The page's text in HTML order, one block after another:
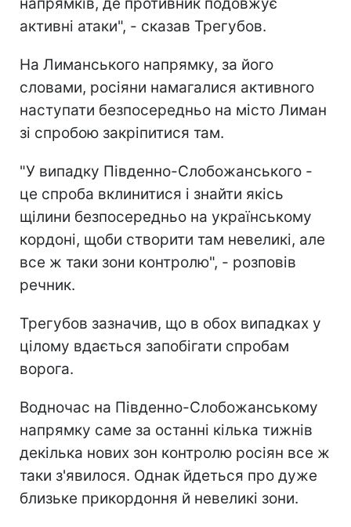
активні атаки", - сказав Трегубов.
На Лиманського напрямку, за його
словами, росіяни намагалися активного
наступати безпосередньо на місто Лиман
зі спробою закріпитися там.
"У випадку Південно-Слобожанського -
це спроба вклинитися і знайти якісь
щілини безпосередньо на українському
кордоні, щоби створити там невеликі, але
все ж таки зони контролю", - розповів
речник.
Трегубов зазначив, що в обох випадках у
цілому вдається запобігати спробам
ворога.
Водночас на Південно-Слобожанському
напрямку саме за останні кілька тижнів
декілька нових зон контролю росіян все ж
таки з'явилося. Однак йдеться про дуже
близьке прикордоння й невеликі зони.